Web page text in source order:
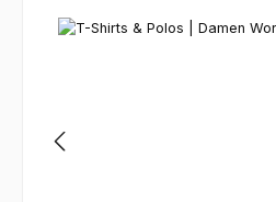
Bildergalerie überspringen